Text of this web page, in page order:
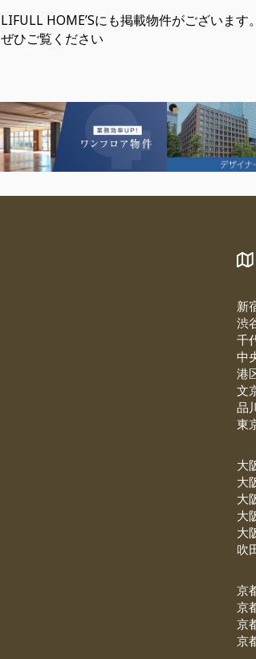
LIFULL HOME’Sにも掲載物件がございます。
ぜひご覧ください
新
渋
千
中
港
文
品
東
大
大
大
大
大
吹
京
京
京
京